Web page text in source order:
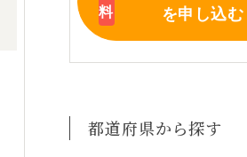
を申し込む
都道府県から探す